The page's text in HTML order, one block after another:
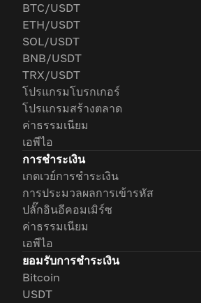
BTC/USDT
ETH/USDT
SOL/USDT
BNB/USDT
TRX/USDT
โปรแกรมโบรกเกอร์
โปรแกรมสร้างตลาด
ค่าธรรมเนียม
เอพีไอ
การชำระเงิน
เกตเวย์การชำระเงิน
การประมวลผลการเข้ารหัส
ปลั๊กอินอีคอมเมิร์ซ
ค่าธรรมเนียม
เอพีไอ
ยอมรับการชำระเงิน
Bitcoin
USDT